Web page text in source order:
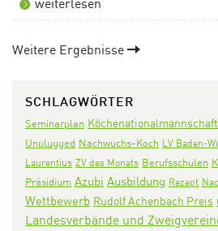
Weitere Ergebnisse
SCHLAGWÖRTER
Seminarplan Köchenationalmannschaft
Unplugged Nachwuchs-Koch LV Baden-
Laurentius ZV des Monats Berufsschulen
Präsidium Azubi Ausbildung Rezept
Wettbewerb Rudolf Achenbach Preis
Landesverbände und